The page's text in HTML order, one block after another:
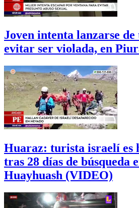
Joven intenta lanzarse
evitar ser violada, en
Huaraz: turista israelí es
tras 28 días de búsqueda
Huayhuash (VIDEO)